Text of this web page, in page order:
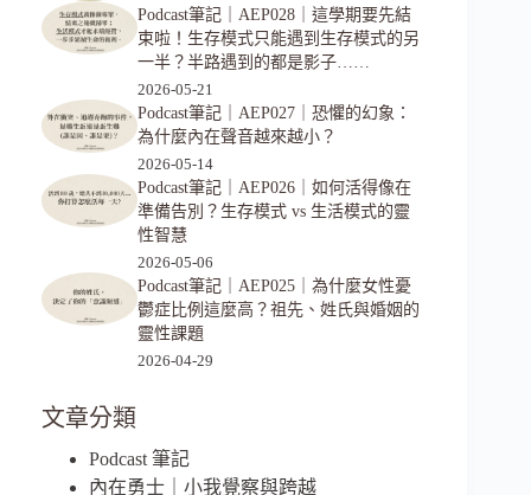
Podcast筆記｜AEP028｜這學期要先結
束啦！生存模式只能遇到生存模式的另
一半？半路遇到的都是影子……
2026-05-21
Podcast筆記｜AEP027｜恐懼的幻象：
為什麼內在聲音越來越小？
2026-05-14
Podcast筆記｜AEP026｜如何活得像在
準備告別？生存模式 vs 生活模式的靈
性智慧
2026-05-06
Podcast筆記｜AEP025｜為什麼女性憂
鬱症比例這麼高？祖先、姓氏與婚姻的
靈性課題
2026-04-29
文章分類
Podcast 筆記
內在勇士｜小我覺察與跨越